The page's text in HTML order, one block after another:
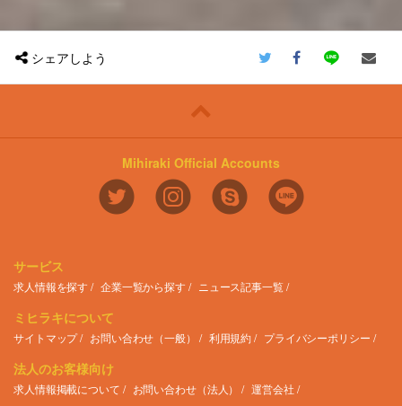
支援を行っています。
購買支援領域の提供商材は現在8商材あり
ますが、その中で最も成長しているのがモ
バイルやタブレットのレンタル事業です。
り、今後も継続的な成長が見込まれること
りました。
主な業務としては、日々モバイルやタブレ
ットの注文を受け付ける中で、お申し込み
の管理や倉庫側への出荷指示、契約状態の
管理などを担当していただきます。
ため、幅広い業務スキルを磨いていただけ
＜その他環境＞
■働き方
・1時間単位で有給取得可能
・事業部では簡易フレックス（8時～9時
半出社）が運用されています。
おります。
＜開発環境・利用ツール＞
■職務内容
・事業や所属部門の状況の変化等により、
会社の指示する職務内容へ変更することが
ある
■就業時間
また、介護・障害福祉事業者向けの
SaaS、ヘルスケア、シニアライフ、海外
事業など、
おり、その数は40を超えます。
そのため、転職せずに多様なビジネスモデ
ルや事業フェーズに挑戦し、自分らしいキ
＜キャリアイメージ＞
・現場での経験を活かし、特定分野で専門
性を高める
・リーダーシップを発揮し、マネジメント
スキルを磨く
ん。
あなたが描きたい成長曲線を、私たちと一
緒に形にしていきましょう。
＜入社後の流れ＞
入社後は全体研修を実施し、会社の理念や
み、事業と組織の成長をリードしていただ
ける将来のリーダー候補を求めています。
・売上・請求・入金対応、債権管理など、
・顧客対応、事業部門からの問い合わせ対
・顧客サポート部門のフォロー
・業務改善（事業部門・システム部門と協
力して実施）
・現行ルールの見直し
※これまでのご経験やご志向を伺いなが
ら、役割を柔軟に調整させていただきます
あなたのリーダーシップと行動力で、販管
経理第二グループをより良いチームにして
いきましょう！
＜仕事のやりがい・働く魅力＞
■ この仕事で得られるもの
【組織横断での改善プロジェクト】
ながら、全社的な視点で課題を解決してい
感を得られます。
さらに、自身の成果が会社全体の生産性や
働きやすさ向上に直結する点も魅力です。
・プロジェクトマネジメントの経験/スキ
オフィス移転や購買業務のコスト削減とい
った具体的な取り組みだけでなく、プロジ
ェクトをリードし、組織や仕組みを変革す
る醍醐味があります。
また、業務を通じて社内外の幅広いステー
クホルダーと連携することで、自身のスキ
うあるべきと定めているものはなく、個人
成していくべきだと考えています。
そのため、ご自身のキャリア志向次第でど
のようなキャリアプランも実現可能性がご
ご経験やご希望次第で、コーポレート領域
の責任者等も目指していただけるポジショ
ンです。
シェアしよう
Mihiraki Official Accounts
サービス
求人情報を探す 企業一覧から探す ニュース記事一覧
ミヒラキについて
サイトマップ お問い合わせ（一般） 利用規約 プライバシーポリシー
法人のお客様向け
求人情報掲載について お問い合わせ（法人） 運営会社